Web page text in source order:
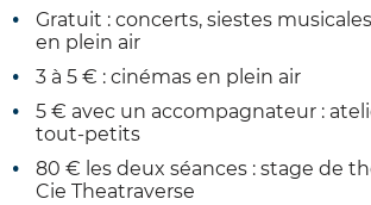
Gratuit : concerts, siestes
en plein air
3 à 5 € : cinémas en plein air
5 € avec un accompagnateur :
tout-petits
80 € les deux séances : stage de
Cie Theatraverse